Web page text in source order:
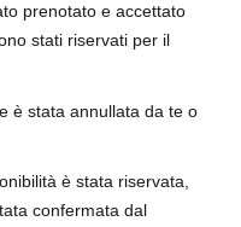
prenotato e accettato
stati riservati per il
è stata annullata da te o
è stata riservata,
confermata dal